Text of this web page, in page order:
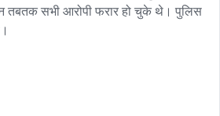
सभी आरोपी फरार हो चुके थे। पुलिस